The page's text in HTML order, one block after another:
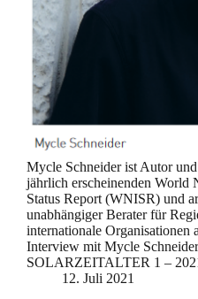
Mycle Schneider ist Autor
jährlich erscheinenden World
Status Report (WNISR) und
unabhängiger Berater für
internationale Organisationen
Interview mit Mycle
SOLARZEITALTER 1 –
12. Juli 2021